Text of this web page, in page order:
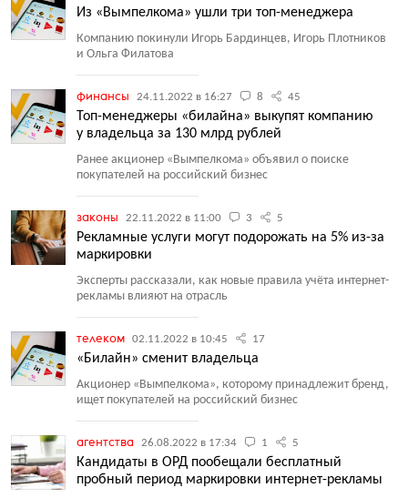
Из «Вымпелкома» ушли три топ-менеджера
Компанию покинули Игорь Бардинцев, Игорь Плотников
и Ольга Филатова
финансы 24.11.2022 в 16:27 8 45
Топ-менеджеры «билайна» выкупят компанию
у владельца за 130 млрд рублей
Ранее акционер «Вымпелкома» объявил о поиске
покупателей на российский бизнес
законы 22.11.2022 в 11:00 3 5
Рекламные услуги могут подорожать на 5% из-за
маркировки
Эксперты рассказали, как новые правила учёта интернет-
рекламы влияют на отрасль
телеком 02.11.2022 в 10:45 17
«Билайн» сменит владельца
Акционер «Вымпелкома», которому принадлежит бренд,
ищет покупателей на российский бизнес
агентства 26.08.2022 в 17:34 1 5
Кандидаты в ОРД пообещали бесплатный
пробный период маркировки интернет-рекламы